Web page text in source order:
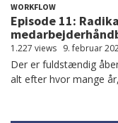
WORKFLOW
Episode 11:
1.227 views 9. februar
Der er fuldstændig
alt efter hvor mange